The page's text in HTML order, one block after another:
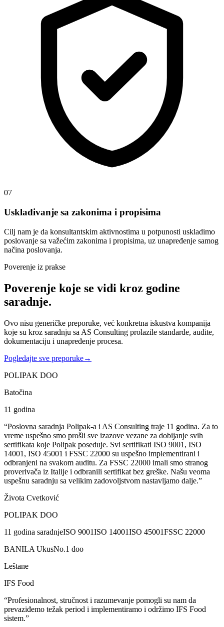
07
Usklađivanje sa zakonima i propisima
Cilj nam je da konsultantskim aktivnostima u potpunosti uskladimo
poslovanje sa važećim zakonima i propisima, uz unapređenje samog
načina poslovanja.
Poverenje iz prakse
Poverenje koje se vidi kroz godine
saradnje.
Ovo nisu generičke preporuke, već konkretna iskustva kompanija
koje su kroz saradnju sa AS Consulting prolazile standarde, audite,
dokumentaciju i unapređenje procesa.
Pogledajte sve preporuke→
POLIPAK DOO
Batočina
11 godina
“Poslovna saradnja Polipak-a i AS Consulting traje 11 godina. Za to
vreme uspešno smo prošli sve izazove vezane za dobijanje svih
sertifikata koje Polipak poseduje. Svi sertifikati ISO 9001, ISO
14001, ISO 45001 i FSSC 22000 su uspešno implementirani i
odbranjeni na svakom auditu. Za FSSC 22000 imali smo stranog
proverivača iz Italije i odbranili sertifikat bez greške. Našu veoma
uspešnu saradnju sa velikim zadovoljstvom nastavljamo dalje.”
Života Cvetković
POLIPAK DOO
11 godina saradnjeISO 9001ISO 14001ISO 45001FSSC 22000
BANILA UkusNo.1 doo
Leštane
IFS Food
“Profesionalnost, stručnost i razumevanje pomogli su nam da
prevaziđemo težak period i implementiramo i održimo IFS Food
sistem.”